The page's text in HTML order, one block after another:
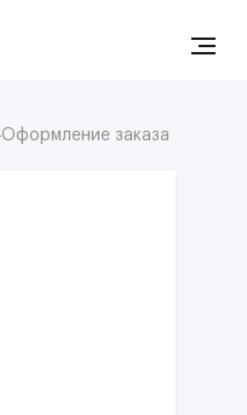
Оформление заказа